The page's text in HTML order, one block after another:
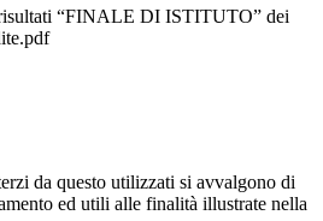
“FINALE DI ISTITUTO” dei
da questo utilizzati si avvalgono di
ed utili alle finalità illustrate nella